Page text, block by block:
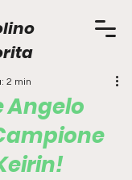
Angelo
2 min